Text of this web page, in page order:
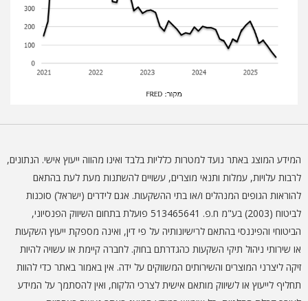
המידע המוצג באתר נועד למטרות כלליות בלבד ואינו מהווה ייעוץ אישי. הנתונים,
לרבות עלויות, עמלות ותנאי מוצרים, עשויים להשתנות מעת לעת בהתאם
להוראות הגופים המנהלים ו/או בתי ההשקעות. אגם לידרים (ישראל) סוכנות
לביטוח (2003) בע"מ ח.פ. 513465641 פועלת בתחום השיווק הפנסיוני,
הביטוחי והפיננסי בהתאם לרישיונותיה על פי דין, ואינה מספקת ייעוץ השקעות
או שירותי ניהול תיקי השקעות כהגדרתם בחוק. לחברה קיימת או עשויה להיות
זיקה ליצרני המוצרים והשירותים המשווקים על ידה. אין באמור באתר כדי להוות
תחליף לייעוץ או לשיווק מותאם אישית לצרכי הלקוח, ואין להסתמך על המידע